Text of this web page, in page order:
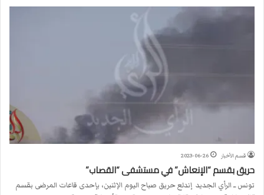
قسم الأخبار 2023-06-26
حريق بقسم “الإنعاش” في مستشفى “القصاب”
تونس ــ الرأي الجديد إندلع حريق صباح اليوم الإثنين، بإحدى قاعات المرضى بقسم